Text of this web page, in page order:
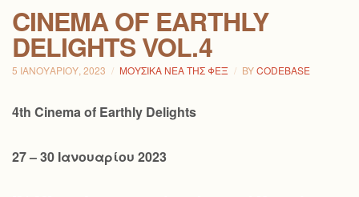
CINEMA OF EARTHLY
DELIGHTS VOL.4
5 ΙΑΝΟΥΑΡΊΟΥ, 2023 ΜΟΥΣΙΚΆ ΝΈΑ ΤΗΣ ΦΕΞ BYCODEBASE
4th Cinema of Earthly Delights
27 – 30 Ιανουαρίου 2023